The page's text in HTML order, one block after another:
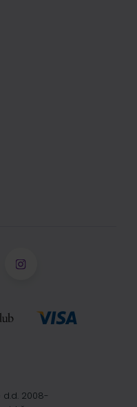
2008-